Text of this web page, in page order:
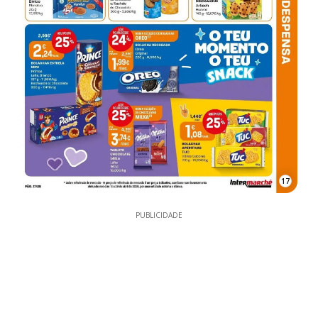
17
PUBLICIDADE